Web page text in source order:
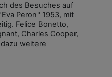
des Besuches auf
Peron" 1953, mit
Felice Bonetto,
Charles Cooper,
weitere